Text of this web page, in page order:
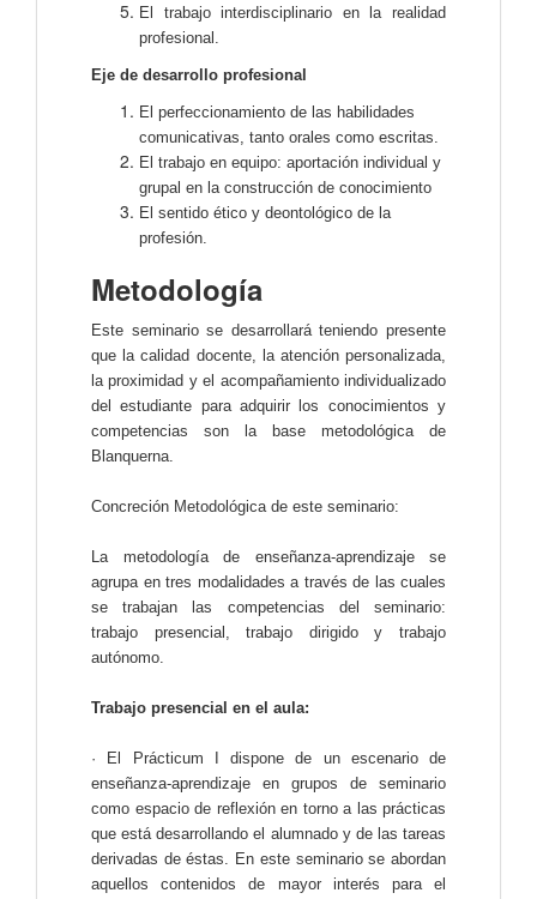
El trabajo interdisciplinario en la realidad
profesional.
Eje de desarrollo profesional
El perfeccionamiento de las habilidades
comunicativas, tanto orales como escritas.
El trabajo en equipo: aportación individual y
grupal en la construcción de conocimiento
El sentido ético y deontológico de la
profesión.
Metodología
Este seminario se desarrollará teniendo presente
que la calidad docente, la atención personalizada,
la proximidad y el acompañamiento individualizado
del estudiante para adquirir los conocimientos y
competencias son la base metodológica de
Blanquerna.
Concreción Metodológica de este seminario:
La metodología de enseñanza-aprendizaje se
agrupa en tres modalidades a través de las cuales
se trabajan las competencias del seminario:
trabajo presencial, trabajo dirigido y trabajo
autónomo.
Trabajo presencial en el aula:
· El Prácticum I dispone de un escenario de
enseñanza-aprendizaje en grupos de seminario
como espacio de reflexión en torno a las prácticas
que está desarrollando el alumnado y de las tareas
derivadas de éstas. En este seminario se abordan
aquellos contenidos de mayor interés para el